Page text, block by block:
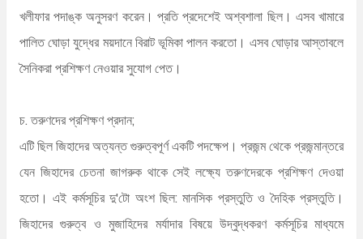
খলীফার পদাঙ্ক অনুসরণ করেন। প্রতি প্রদেশেই অশ্বশালা ছিল। এসব খামারে
পালিত ঘোড়া যুদ্ধের ময়দানে বিরাট ভূমিকা পালন করতো। এসব ঘোড়ার আস্তাবলে
সৈনিকরা প্রশিক্ষণ নেওয়ার সুযোগ পেত।
চ. তরুণদের প্রশিক্ষণ প্রদান;
এটি ছিল জিহাদের অত্যন্ত গুরুত্বপূর্ণ একটি পদক্ষেপ। প্রজন্ম থেকে প্রজন্মান্তরে
যেন জিহাদের চেতনা জাগরুক থাকে সেই লক্ষ্যে তরুণদেরকে প্রশিক্ষণ দেওয়া
হতো। এই কর্মসূচির দু'টো অংশ ছিল: মানসিক প্রস্তুতি ও দৈহিক প্রস্তুতি।
জিহাদের গুরুত্ব ও মুজাহিদের মর্যাদার বিষয়ে উদ্বুদ্ধকরণ কর্মসূচির মাধ্যমে